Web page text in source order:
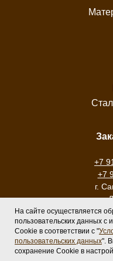
+7
+7
г.
ул.
На сайте осуществляется
пользовательских данных с
Cookie в соответствии с "
пользовательских данных".
сохранение Cookie в